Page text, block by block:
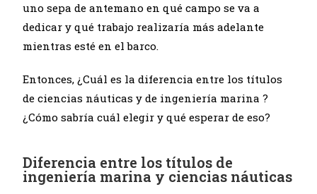
uno sepa de antemano en qué campo se va a
dedicar y qué trabajo realizaría más adelante
mientras esté en el barco.
Entonces, ¿Cuál es la diferencia entre los títulos
de ciencias náuticas y de ingeniería marina ?
¿Cómo sabría cuál elegir y qué esperar de eso?
Diferencia entre los títulos de
ingeniería marina y ciencias náuticas